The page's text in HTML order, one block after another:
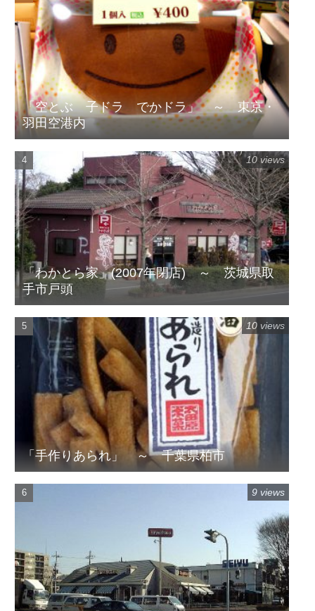
「空とぶ 子ドラ でかドラ」 ～ 東京・
羽田空港内
「わかとら家」(2007年閉店) ～ 茨城県取
手市戸頭
10 views
「手作りあられ」 ～ 千葉県柏市
10 views
9 views